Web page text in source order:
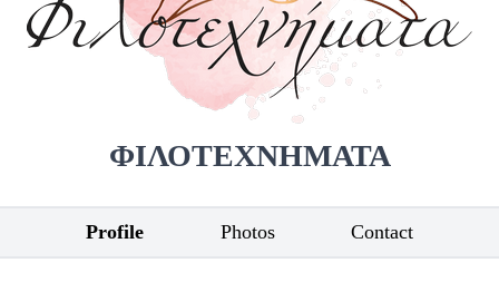
ΦΙΛΟΤΕΧΝΗΜΑΤΑ
Profile Photos Contact